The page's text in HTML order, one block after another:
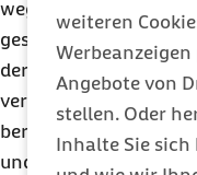
weiteren
Angebote von
stellen. Oder
Inhalte Sie sich
wegen seiner
geschätzt. Es bildet
der Haut und wird
verwendet, um
beruhigen. Außerdem
und soll bei der